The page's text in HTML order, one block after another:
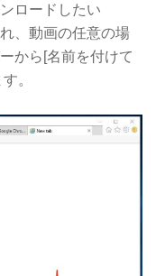
ロードしたい
、動画の任意の場
から[名前を付けて
。